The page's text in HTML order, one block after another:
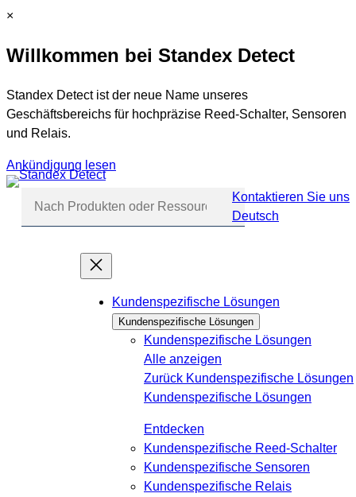
Zum
springen
C
o
e
×
Willkommen bei Standex Detect
Standex Detect ist der neue Name unseres
Geschäftsbereichs für hochpräzise Reed-Schalter, Sensoren
und Relais.
Ankündigung lesen
Kontaktieren Sie uns
Deutsch
überspringen
Kundenspezifische Lösungen
Kundenspezifische Lösungen
Kundenspezifische Lösungen
Alle anzeigen
Zurück Kundenspezifische Lösungen
Kundenspezifische Lösungen
Entdecken
Kundenspezifische Reed-Schalter
Kundenspezifische Sensoren
Kundenspezifische Relais